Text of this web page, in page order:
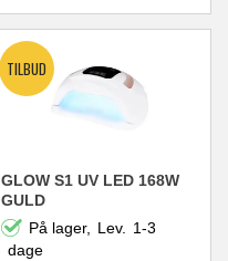
GLOW S1 UV LED 168W
GULD
På lager, Lev. 1-3
dage